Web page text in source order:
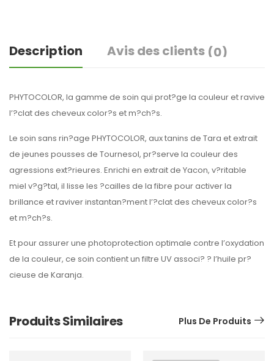
Description Avis des clients (0)
PHYTOCOLOR, la gamme de soin qui prot?ge la couleur et ravive
l’?clat des cheveux color?s et m?ch?s.
Le soin sans rin?age PHYTOCOLOR, aux tanins de Tara et extrait
de jeunes pousses de Tournesol, pr?serve la couleur des
agressions ext?rieures. Enrichi en extrait de Yacon, v?ritable
miel v?g?tal, il lisse les ?cailles de la fibre pour activer la
brillance et raviver instantan?ment l’?clat des cheveux color?s
et m?ch?s.
Et pour assurer une photoprotection optimale contre l’oxydation
de la couleur, ce soin contient un filtre UV associ? ? l’huile pr?
cieuse de Karanja.
Produits Similaires Plus De Produits